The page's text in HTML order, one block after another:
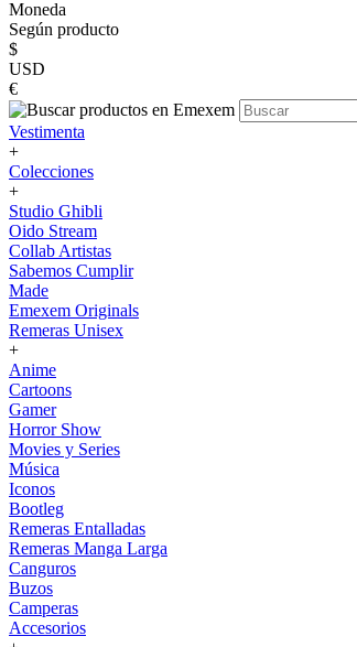
Moneda
Según producto
$
USD
€
Vestimenta
+
Colecciones
+
Studio Ghibli
Oido Stream
Collab Artistas
Sabemos Cumplir
Made
Emexem Originals
Remeras Unisex
+
Anime
Cartoons
Gamer
Horror Show
Movies y Series
Música
Iconos
Bootleg
Remeras Entalladas
Remeras Manga Larga
Canguros
Buzos
Camperas
Accesorios